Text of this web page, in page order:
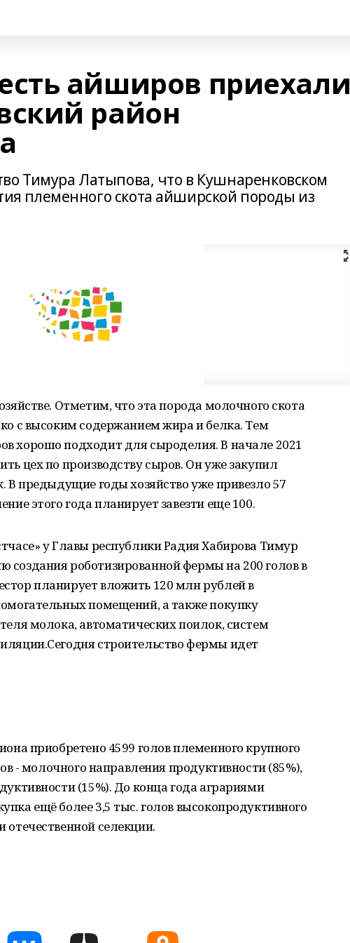
айширов приехали
район
Тимура Латыпова, что в Кушнаренковском
племенного скота айширской породы из
Отметим, что эта порода молочного скота
с высоким содержанием жира и белка. Тем
хорошо подходит для сыроделия. В начале 2021
цех по производству сыров. Он уже закупил
В предыдущие годы хозяйство уже привезло 57
этого года планирует завезти еще 100.
у Главы республики Радия Хабирова Тимур
создания роботизированной фермы на 200 голов в
планирует вложить 120 млн рублей в
помещений, а также покупку
молока, автоматических поилок, систем
строительство фермы идет
приобретено 4599 голов племенного крупного
- молочного направления продуктивности (85%),
(15%). До конца года аграриями
ещё более 3,5 тыс. голов высокопродуктивного
отечественной селекции.